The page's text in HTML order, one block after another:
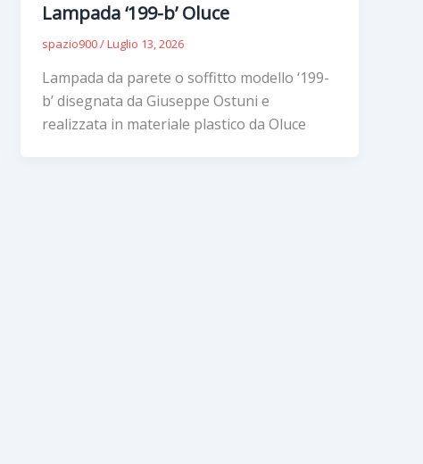
Lampada ‘199-b’ Oluce
spazio900/Luglio 13, 2026
Lampada da parete o soffitto modello ‘199-
b’ disegnata da Giuseppe Ostuni e
realizzata in materiale plastico da Oluce